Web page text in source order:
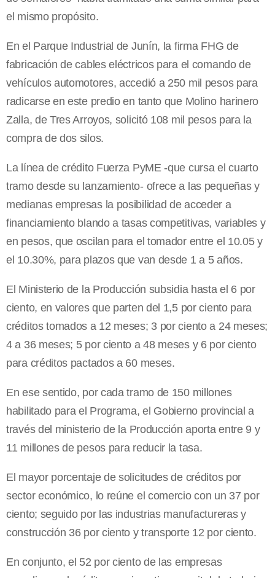
el mismo propósito.
En el Parque Industrial de Junín, la firma FHG de
fabricación de cables eléctricos para el comando de
vehículos automotores, accedió a 250 mil pesos para
radicarse en este predio en tanto que Molino harinero
Zalla, de Tres Arroyos, solicitó 108 mil pesos para la
compra de dos silos.
La línea de crédito Fuerza PyME -que cursa el cuarto
tramo desde su lanzamiento- ofrece a las pequeñas y
medianas empresas la posibilidad de acceder a
financiamiento blando a tasas competitivas, variables y
en pesos, que oscilan para el tomador entre el 10.05 y
el 10.30%, para plazos que van desde 1 a 5 años.
El Ministerio de la Producción subsidia hasta el 6 por
ciento, en valores que parten del 1,5 por ciento para
créditos tomados a 12 meses; 3 por ciento a 24 meses;
4 a 36 meses; 5 por ciento a 48 meses y 6 por ciento
para créditos pactados a 60 meses.
En ese sentido, por cada tramo de 150 millones
habilitado para el Programa, el Gobierno provincial a
través del ministerio de la Producción aporta entre 9 y
11 millones de pesos para reducir la tasa.
El mayor porcentaje de solicitudes de créditos por
sector económico, lo reúne el comercio con un 37 por
ciento; seguido por las industrias manufactureras y
construcción 36 por ciento y transporte 12 por ciento.
En conjunto, el 52 por ciento de las empresas